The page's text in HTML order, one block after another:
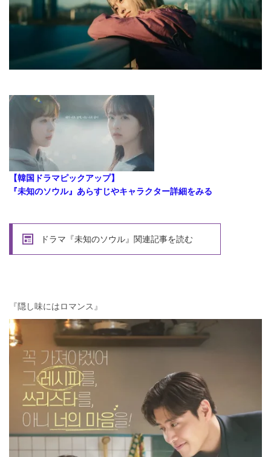
【韓国ドラマピックアップ】
『未知のソウル』あらすじやキャラクター詳細をみる
ドラマ『未知のソウル』関連記事を読む
『隠し味にはロマンス』